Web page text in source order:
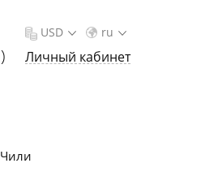
ru
USD
Личный кабинет